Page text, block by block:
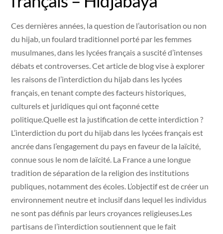
Ces dernières années, la question de l’autorisation ou non
du hijab, un foulard traditionnel porté par les femmes
musulmanes, dans les lycées français a suscité d’intenses
débats et controverses. Cet article de blog vise à explorer
les raisons de l’interdiction du hijab dans les lycées
français, en tenant compte des facteurs historiques,
culturels et juridiques qui ont façonné cette
politique.Quelle est la justification de cette interdiction ?
L’interdiction du port du hijab dans les lycées français est
ancrée dans l’engagement du pays en faveur de la laïcité,
connue sous le nom de laïcité. La France a une longue
tradition de séparation de la religion des institutions
publiques, notamment des écoles. L’objectif est de créer un
environnement neutre et inclusif dans lequel les individus
ne sont pas définis par leurs croyances religieuses.Les
partisans de l’interdiction soutiennent que le fait